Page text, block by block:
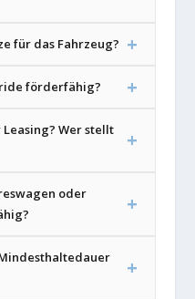
für das Fahrzeug?
förderfähig?
Wer stellt
oder